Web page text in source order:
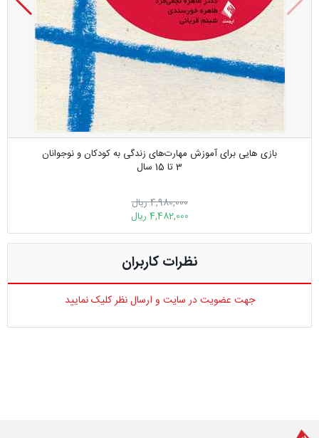
بازی هایی برای آموزش مهارت‌های زندگی به کودکان و نوجوانان
3 تا 15 سال
4,980,000 ریال
4,482,000 ریال
نظرات کاربران
جهت عضویت در سایت و ارسال نظر کلیک نمایید